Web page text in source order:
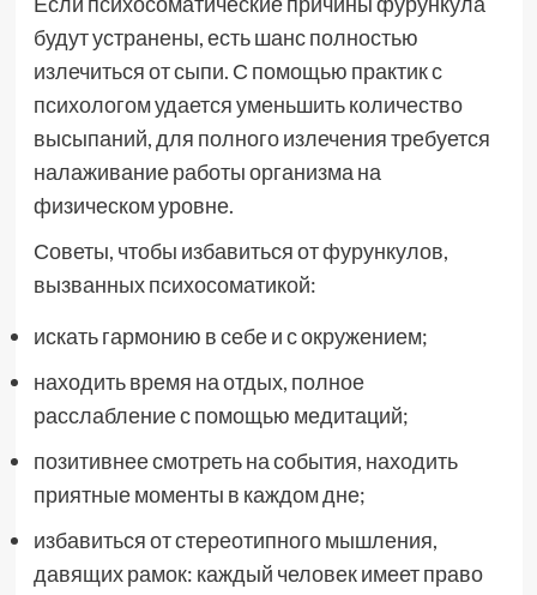
будут устранены, есть шанс полностью
излечиться от сыпи. С помощью практик с
психологом удается уменьшить количество
высыпаний, для полного излечения требуется
налаживание работы организма на
физическом уровне.
Советы, чтобы избавиться от фурункулов,
вызванных психосоматикой:
искать гармонию в себе и с окружением;
находить время на отдых, полное
расслабление с помощью медитаций;
позитивнее смотреть на события, находить
приятные моменты в каждом дне;
избавиться от стереотипного мышления,
давящих рамок: каждый человек имеет право